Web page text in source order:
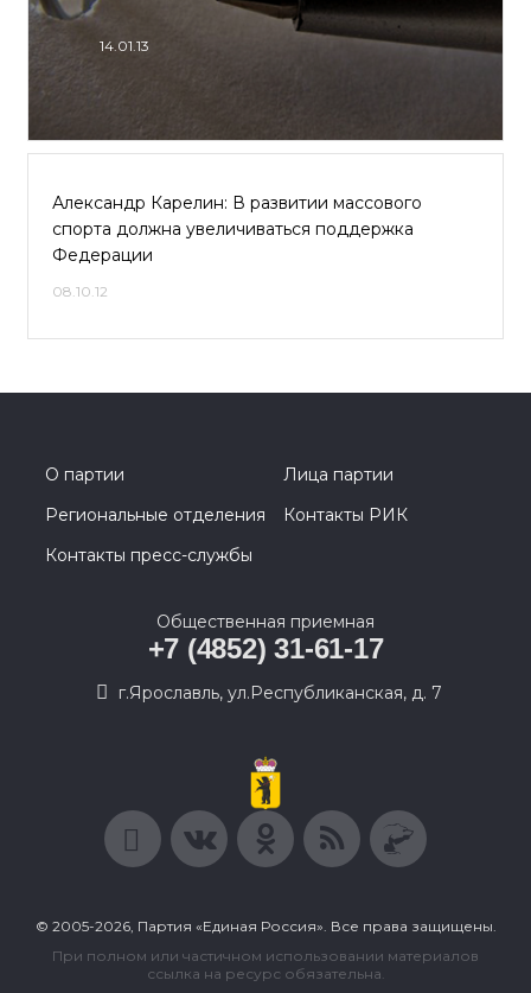
14.01.13
Александр Карелин: В развитии массового
спорта должна увеличиваться поддержка
Федерации
08.10.12
О партии
Лица партии
Региональные отделения
Контакты РИК
Контакты пресс-службы
Общественная приемная
+7 (4852) 31-61-17
г.Ярославль, ул.Республиканская, д. 7
© 2005-2026, Партия «Единая Россия». Все права защищены.
При полном или частичном использовании материалов
ссылка на ресурс обязательна.